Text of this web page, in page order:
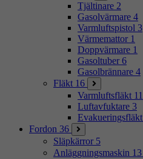
Tjältinare 2
Gasolvärmare 4
Varmluftspistol 3
Värmemattor 1
Doppvärmare 1
Gasoltuber 6
Gasolbrännare 4
Fläkt 16
Varmluftsfläkt 11
Luftavfuktare 3
Evakueringsfläkt
Fordon 36
Släpkärror 5
Anläggningsmaskin 13